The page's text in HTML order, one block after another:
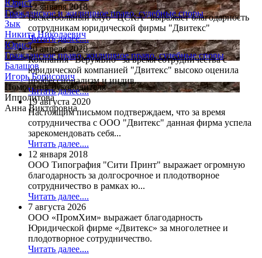
Юрист
Гражданское и жилищное право, судебные споры
Зык
Никита Николаевич
Юрист
Гражданское право, жилищное право, судебные споры
Балашов
Игорь Борисович
Помощник руководителя
Ипполитова
Анна Викторовна
12 января 2018
Баскетбольный клуб "ЦСКА" выражает благодарность
сотрудникам юридической фирмы "Двитекс"
Читать далее....
20 апреля 2020
Компания "ВерумБио" за время сотрудничества с
юридической компанией "Двитекс" высоко оценила
профессионализм и индив...
Читать далее....
19 августа 2020
Настоящим письмом подтверждаем, что за время
сотрудничества с ООО "Двитекс" данная фирма успела
зарекомендовать себя...
Читать далее....
12 января 2018
ООО Типография "Сити Принт" выражает огромную
благодарность за долгосрочное и плодотворное
сотрудничество в рамках ю...
Читать далее....
7 августа 2026
ООО «ПромХим» выражает благодарность
Юридической фирме «Двитекс» за многолетнее и
плодотворное сотрудничество.
Читать далее....